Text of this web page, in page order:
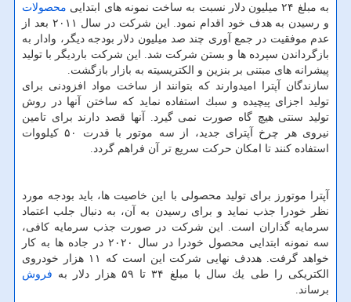
به مبلغ ۲۴ میلیون دلار نسبت به ساخت نمونه های ابتدایی
محصولات
و رسیدن به هدف خود اقدام نمود. این شركت در سال ۲۰۱۱ بعد از
عدم موفقیت در جمع آوری چند صد میلیون دلار بودجه دیگر، وادار به
بازگرداندن سپرده ها و بستن شركت شد. این شركت باردیگر با تولید
پیشرانه های مبتنی بر بنزین و الكتریسیته به بازار بازگشت.
سازندگان آپترا امیدوارند كه بتوانند از ساخت مواد افزودنی برای
تولید اجزای پیچیده و سبك استفاده نماید كه ساختن آنها در روش
تولید سنتی هیچ گاه صورت نمی گیرد. آنها قصد دارند برای تامین
نیروی هر چرخ آپترای جدید، از سه موتور با قدرت ۵۰ كیلووات
استفاده كنند تا امكان حركت سریع تر آن فراهم گردد.
آپترا موتورز برای تولید محصولی با این خاصیت ها، باید بودجه مورد
نظر خودرا جذب نماید و برای رسیدن به آن، به دنبال جلب اعتماد
سرمایه گذاران است. این شركت در صورت جذب سرمایه كافی،
سه نمونه ابتدایی محصول خودرا در سال ۲۰۲۰ در جاده ها به كار
خواهد گرفت. هددف نهایی شركت این است كه ۱۱ هزار خودروی
الكتریكی را طی یك سال با مبلغ ۳۴ تا ۵۹ هزار دلار به
فروش
برساند.